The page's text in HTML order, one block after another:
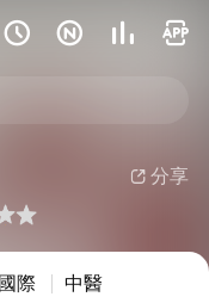
   
 分享
國際
中醫